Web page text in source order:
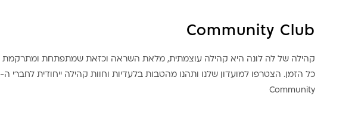
Community Club
קהילה של לה לונה היא קהילה עוצמתית, מלאת השראה וכזאת שמתפתחת ומתרקמת
כל הזמן. הצטרפו למועדון שלנו ותהנו מהטבות בלעדיות וחוות קהילה ייחודית לחברי ה-
Community